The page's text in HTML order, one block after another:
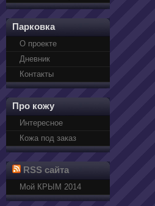
Парковка
О проекте
Дневник
Контакты
Про кожу
Интересное
Кожа под заказ
RSS сайта
Мой КРЫМ 2014